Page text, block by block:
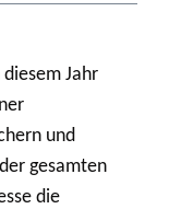
Jahr
und
gesamten
die